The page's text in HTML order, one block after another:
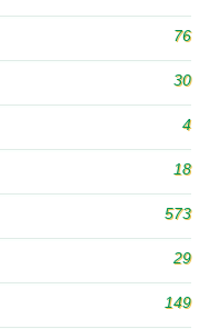
76
30
4
18
573
29
149